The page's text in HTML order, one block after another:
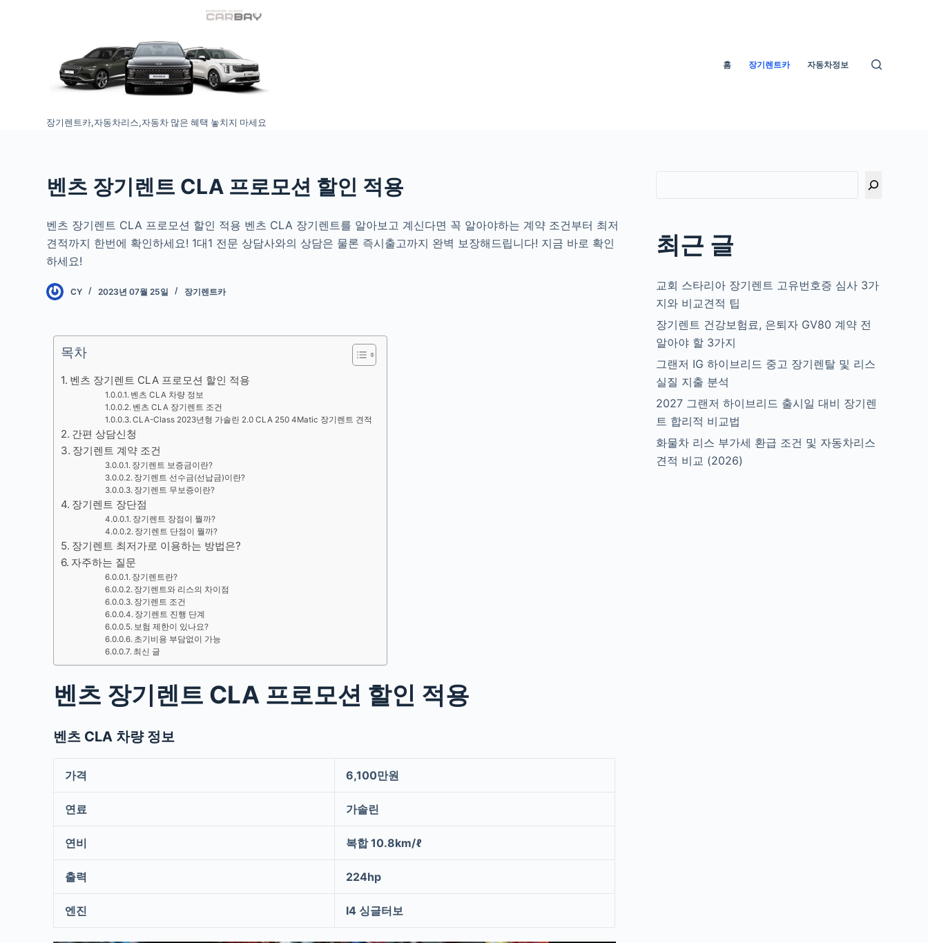
장기렌트카,자동차리스,자동차 많은 혜택 놓치지 마세요
홈 장기렌트카 자동차정보
벤츠 장기렌트 CLA 프로모션 할인 적용
벤츠 장기렌트 CLA 프로모션 할인 적용 벤츠 CLA 장기렌트를 알아보고 계신다면 꼭 알아야하는 계약 조건부터 최저
견적까지 한번에 확인하세요! 1대1 전문 상담사와의 상담은 물론 즉시출고까지 완벽 보장해드립니다! 지금 바로 확인
하세요!
CY 2023년 07월 25일 장기렌트카
목차
벤츠 장기렌트 CLA 프로모션 할인 적용
벤츠 CLA 차량 정보
벤츠 CLA 장기렌트 조건
CLA-Class 2023년형 가솔린 2.0 CLA 250 4Matic 장기렌트 견적
간편 상담신청
장기렌트 계약 조건
장기렌트 보증금이란?
장기렌트 선수금(선납금)이란?
장기렌트 무보증이란?
장기렌트 장단점
장기렌트 장점이 뭘까?
장기렌트 단점이 뭘까?
장기렌트 최저가로 이용하는 방법은?
자주하는 질문
장기렌트란?
장기렌트와 리스의 차이점
장기렌트 조건
장기렌트 진행 단계
보험 제한이 있나요?
초기비용 부담없이 가능
최신 글
벤츠 장기렌트 CLA 프로모션 할인 적용
벤츠 CLA 차량 정보
가격 6,100만원
연료 가솔린
연비 복합 10.8km/ℓ
출력 224hp
엔진 I4 싱글터보
최근 글
교회 스타리아 장기렌트 고유번호증 심사 3가
지와 비교견적 팁
장기렌트 건강보험료, 은퇴자 GV80 계약 전
알아야 할 3가지
그랜저 IG 하이브리드 중고 장기렌탈 및 리스
실질 지출 분석
2027 그랜저 하이브리드 출시일 대비 장기렌
트 합리적 비교법
화물차 리스 부가세 환급 조건 및 자동차리스
견적 비교 (2026)